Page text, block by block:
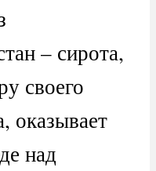
– сирота,
своего
оказывает
над